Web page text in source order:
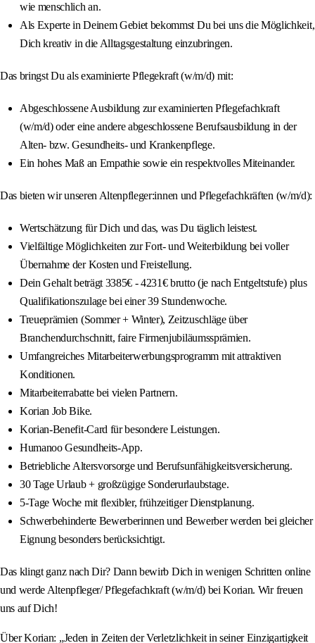
wie menschlich an.
Als Experte in Deinem Gebiet bekommst Du bei uns die Möglichkeit,
Dich kreativ in die Alltagsgestaltung einzubringen.
Das bringst Du als examinierte Pflegekraft (w/m/d) mit:
Abgeschlossene Ausbildung zur examinierten Pflegefachkraft
(w/m/d) oder eine andere abgeschlossene Berufsausbildung in der
Alten- bzw. Gesundheits- und Krankenpflege.
Ein hohes Maß an Empathie sowie ein respektvolles Miteinander.
Das bieten wir unseren Altenpfleger:innen und Pflegefachkräften (w/m/d):
Wertschätzung für Dich und das, was Du täglich leistest.
Vielfältige Möglichkeiten zur Fort- und Weiterbildung bei voller
Übernahme der Kosten und Freistellung.
Dein Gehalt beträgt 3385€ - 4231€ brutto (je nach Entgeltstufe) plus
Qualifikationszulage bei einer 39 Stundenwoche.
Treueprämien (Sommer + Winter), Zeitzuschläge über
Branchendurchschnitt, faire Firmenjubiläumssprämien.
Umfangreiches Mitarbeiterwerbungsprogramm mit attraktiven
Konditionen.
Mitarbeiterrabatte bei vielen Partnern.
Korian Job Bike.
Korian-Benefit-Card für besondere Leistungen.
Humanoo Gesundheits-App.
Betriebliche Altersvorsorge und Berufsunfähigkeitsversicherung.
30 Tage Urlaub + großzügige Sonderurlaubstage.
5-Tage Woche mit flexibler, frühzeitiger Dienstplanung.
Schwerbehinderte Bewerberinnen und Bewerber werden bei gleicher
Eignung besonders berücksichtigt.
Das klingt ganz nach Dir? Dann bewirb Dich in wenigen Schritten online
und werde Altenpfleger/ Pflegefachkraft (w/m/d) bei Korian. Wir freuen
uns auf Dich!
Über Korian: „Jeden in Zeiten der Verletzlichkeit in seiner Einzigartigkeit